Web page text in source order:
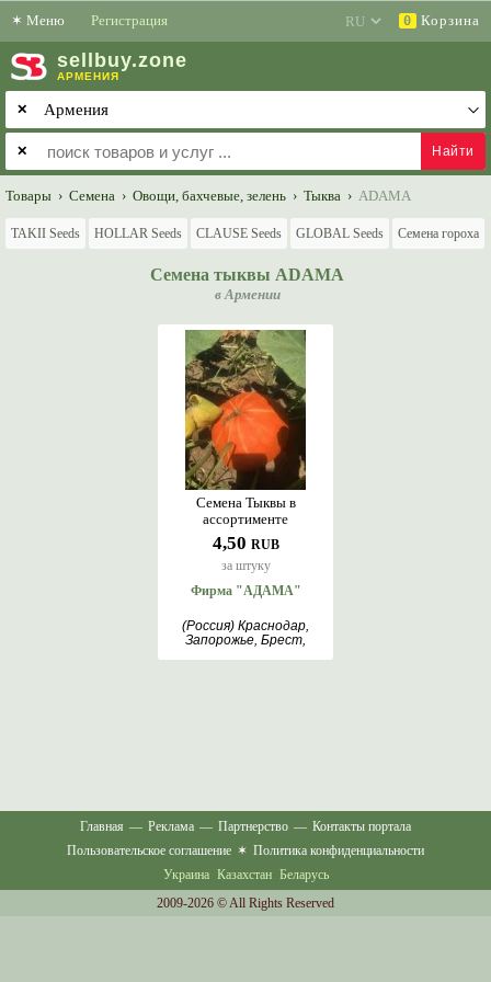
✶ Меню Регистрация 0 Корзина
sell buy.zone
АРМЕНИЯ
✕
✕
Товары › Семена › Овощи, бахчевые, зелень › Тыква › ADAMA
TAKII Seeds HOLLAR Seeds CLAUSE Seeds GLOBAL Seeds Семена гороха
Семена тыквы ADAMA
в Армении
4,50 RUB
за штуку
Семена Тыквы в
ассортименте
Фирма "АДАМА"
(Россия) Краснодар,
Запорожье, Брест,
Главная — Реклама — Партнерство — Контакты портала
Пользовательское соглашение ✶ Политика конфиденциальности
Украина Казахстан Беларусь
2009-2026 © All Rights Reserved